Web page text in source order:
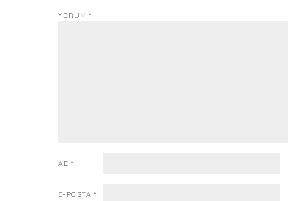
YORUM *
AD *
E-POSTA *